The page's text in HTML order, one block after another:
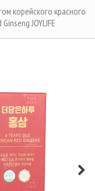
корейского красного
JOYLIFE